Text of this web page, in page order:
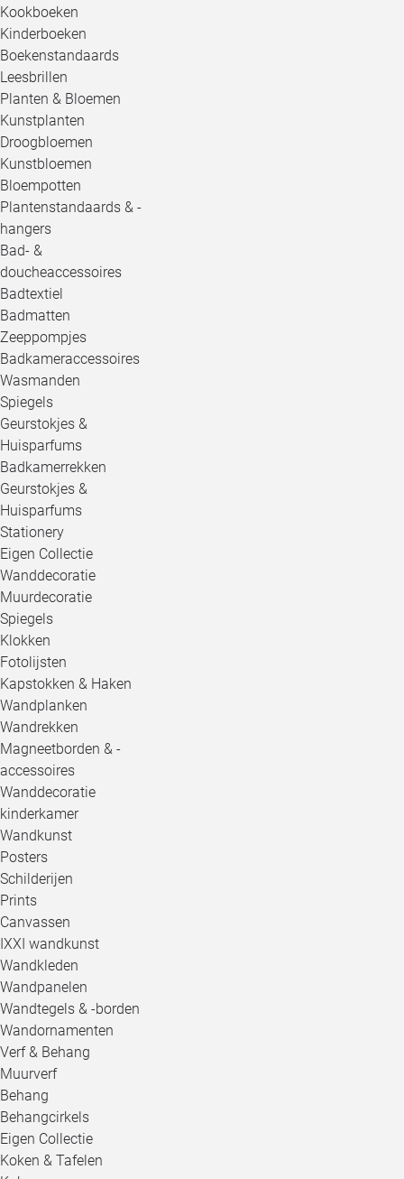
Kookboeken
Kinderboeken
Boekenstandaards
Leesbrillen
Planten & Bloemen
Kunstplanten
Droogbloemen
Kunstbloemen
Bloempotten
Plantenstandaards & -
hangers
Bad- &
doucheaccessoires
Badtextiel
Badmatten
Zeeppompjes
Badkameraccessoires
Wasmanden
Spiegels
Geurstokjes &
Huisparfums
Badkamerrekken
Geurstokjes &
Huisparfums
Stationery
Eigen Collectie
Wanddecoratie
Muurdecoratie
Spiegels
Klokken
Fotolijsten
Kapstokken & Haken
Wandplanken
Wandrekken
Magneetborden & -
accessoires
Wanddecoratie
kinderkamer
Wandkunst
Posters
Schilderijen
Prints
Canvassen
IXXI wandkunst
Wandkleden
Wandpanelen
Wandtegels & -borden
Wandornamenten
Verf & Behang
Muurverf
Behang
Behangcirkels
Eigen Collectie
Koken & Tafelen